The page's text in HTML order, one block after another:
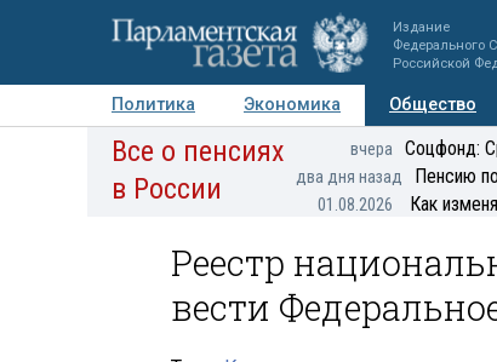
Издание
Федерального
Российской
Политика Экономика Общество
Авторы Персоны Мнения
Все о пенсиях
в России
вчера Соцфонд:
два дня назад Пенсию
01.08.2026 Как
Реестр
вести